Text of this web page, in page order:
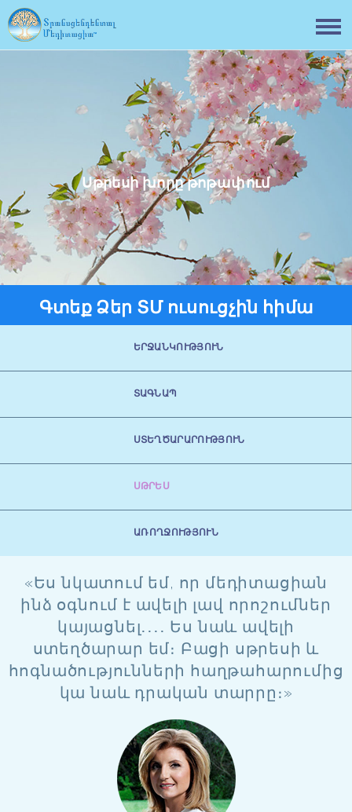
Սթրեսի խորը թոթափում
Գտեք Ձեր ՏՄ ուսուցչին հիմա
ԵՐՋԱՆԿՈՒԹՅՈՒՆ
ՏԱԳՆԱՊ
ՍՏԵՂԾԱՐԱՐՈՒԹՅՈՒՆ
ՍԹՐԵՍ
ԱՌՈՂՋՈՒԹՅՈՒՆ
«Ես նկատում եմ, որ մեդիտացիան
ինձ օգնում է ավելի լավ որոշումներ
կայացնել․․․․ Ես նաև ավելի
ստեղծարար եմ։ Բացի սթրեսի և
հոգնածությունների հաղթահարումից
կա նաև դրական տարրը։»